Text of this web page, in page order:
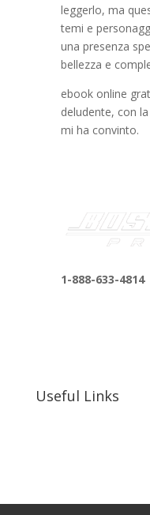
leggerlo, ma
temi e
una presenza
bellezza e
ebook online
deludente, con
mi ha convinto.
1-888-633-4814
Useful Links